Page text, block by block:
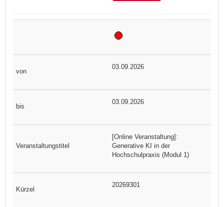
03.09.2026
03.09.2026
[Online Veranstaltung]:
Generative KI in der
Hochschulpraxis (Modul 1)
20269301